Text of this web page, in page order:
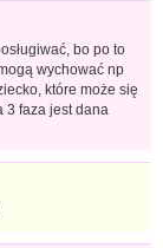
bo po to
wychować np
które może się
3 faza jest dana